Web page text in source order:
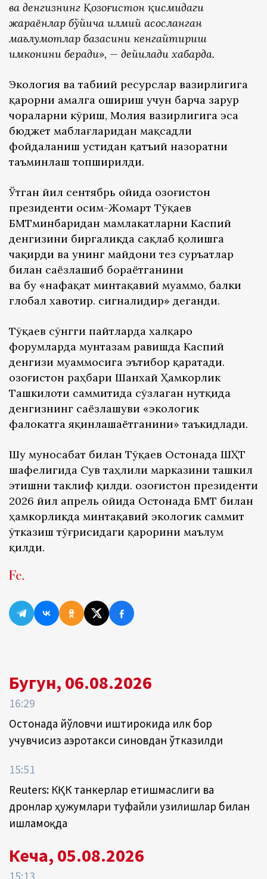
ва денгизнинг Қозоғистон қисмидаги
жараёнлар бўйича илмий асосланган
маълумотлар базасини кенгайтириш
имконини беради», — дейилади хабарда.
Экология ва табиий ресурслар вазирлигига
қарорни амалга ошириш учун барча зарур
чораларни кўриш, Молия вазирлигига эса
бюджет маблағларидан мақсадли
фойдаланиш устидан қатъий назоратни
таъминлаш топширилди.
Ўтган йил сентябрь ойида Қозоғистон
президенти Қосим-Жомарт Тўқаев
БМТминбаридан мамлакатларни Каспий
денгизини биргаликда сақлаб қолишга
чақирди ва унинг майдони тез суръатлар
билан саёзлашиб бораётганини
ва бу «нафақат минтақавий муаммо, балки
глобал хавотир. сигналидир» деганди.
Тўқаев сўнгги пайтларда халқаро
форумларда мунтазам равишда Каспий
денгизи муаммосига эътибор қаратади.
Қозоғистон раҳбари Шанхай Ҳамкорлик
Ташкилоти саммитида сўзлаган нутқида
денгизнинг саёзлашуви «экологик
фалокатга яқинлашаётганини» таъкидлади.
Шу муносабат билан Тўқаев Остонада ШҲТ
шафелигида Сув таҳлили марказини ташкил
этишни таклиф қилди. Қозоғистон президенти
2026 йил апрель ойида Остонада БМТ билан
ҳамкорликда минтақавий экологик саммит
ўтказиш тўғрисидаги қарорини маълум
қилди.
Бугун, 06.08.2026
16:29
Остонада йўловчи иштирокида илк бор
учувчисиз аэротакси синовдан ўтказилди
15:51
Reuters: КҚК танкерлар етишмаслиги ва
дронлар ҳужумлари туфайли узилишлар билан
ишламоқда
Кеча, 05.08.2026
15:13